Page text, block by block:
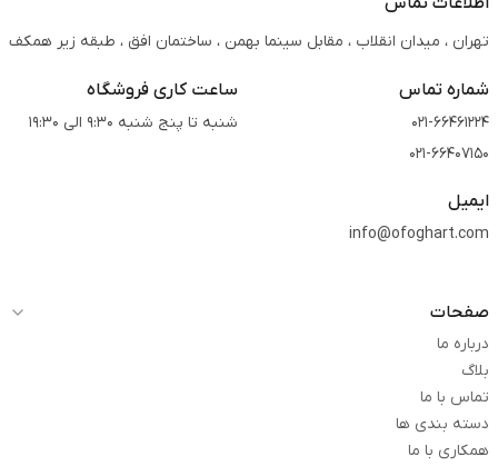
تهران ، میدان انقلاب ، مقابل سینما بهمن ، ساختمان افق ، طبقه زیر همکف
شماره تماس
021-66461224
021-66407150
ساعت کاری فروشگاه
شنبه تا پنج شنبه 9:30 الی 19:30
ایمیل
info@ofoghart.com
صفحات
درباره ما
بلاگ
تماس با ما
دسته بندی ها
همکاری با ما